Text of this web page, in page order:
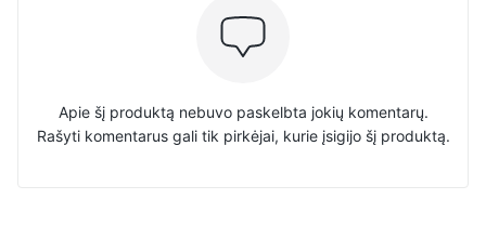
Apie šį produktą nebuvo paskelbta jokių komentarų.
Rašyti komentarus gali tik pirkėjai, kurie įsigijo šį produktą.